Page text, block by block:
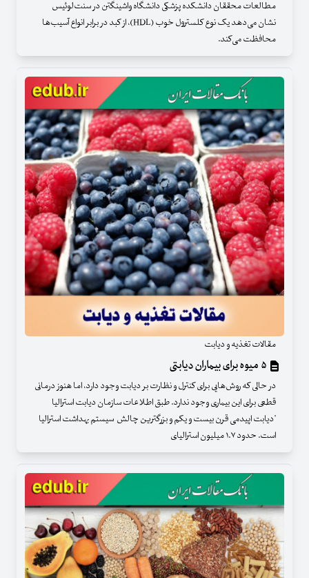
مطالعات محققان دانشکده پزشکی دانشگاه واشینگتن در سنت‌لوئیس
نشان می‌دهد یک نوع کلسترول خوب (HDL)، از کبد در برابر انواع آسیب‌ها
محافظت می‌کند.
مقالات تغذیه و دیابت
در حالی که روش‌هایی برای کنترل و نظارت بر دیابت وجود دارد، اما هنوز درمانی
قطعی برای این بیماری وجود ندارد. طبق اطلاعات سازمان دیابت استرالیا
"دیابت اپیدمی قرن بیست و یکم و بزرگترین چالش سیستم بهداشت استرالیا
است. حدود ۱.۷ میلیون استرالیای